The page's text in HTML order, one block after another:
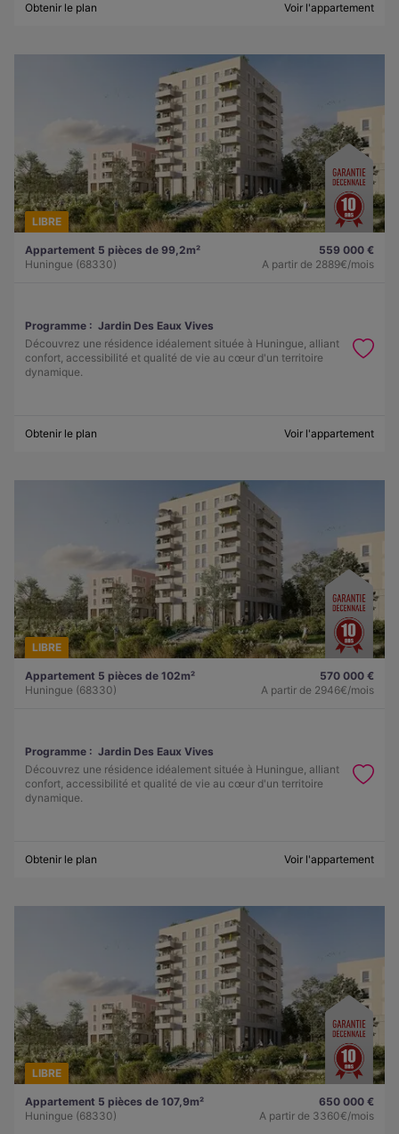
Obtenir le plan Voir l'appartement
LIBRE
Appartement 5 pièces de 99,2m²
Huningue (68330)
559 000 €
A partir de 2889€/mois
Programme : Jardin Des Eaux Vives
Découvrez une résidence idéalement située à Huningue, alliant
confort, accessibilité et qualité de vie au cœur d'un territoire
dynamique.
Obtenir le plan Voir l'appartement
LIBRE
Appartement 5 pièces de 102m²
Huningue (68330)
570 000 €
A partir de 2946€/mois
Programme : Jardin Des Eaux Vives
Découvrez une résidence idéalement située à Huningue, alliant
confort, accessibilité et qualité de vie au cœur d'un territoire
dynamique.
Obtenir le plan Voir l'appartement
LIBRE
Appartement 5 pièces de 107,9m²
Huningue (68330)
650 000 €
A partir de 3360€/mois